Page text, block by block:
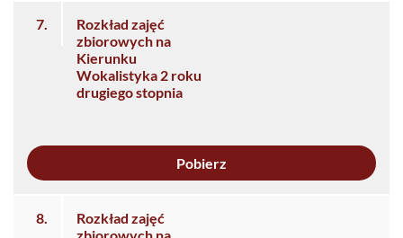
7.
Rozkład zajęć
zbiorowych na
Kierunku
Wokalistyka 2 roku
drugiego stopnia
Pobierz
8.
Rozkład zajęć